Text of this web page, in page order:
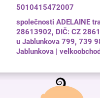
5010415472007
společnosti ADELAINE
28613902, DIČ: CZ
u Jablunkova 799, 739
Jablunkova |